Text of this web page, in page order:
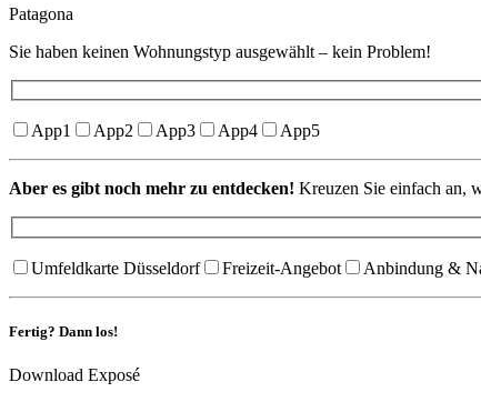
Patagona
Sie haben keinen Wohnungstyp ausgewählt – kein Problem!
App1 App2 App3 App4 App5
Aber es gibt noch mehr zu entdecken! Kreuzen Sie einfach an,
Umfeldkarte Düsseldorf Freizeit-Angebot Anbindung &
Fertig? Dann los!
Download Exposé